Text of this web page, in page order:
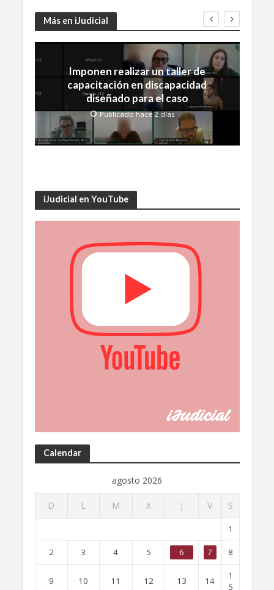
Más en iJudicial
Imponen realizar un taller de
capacitación en discapacidad
diseñado para el caso
Publicado hace 2 días
iJudicial en YouTube
Calendar
agosto 2026
D L M X J V S
1
2 3 4 5 6 7 8
9 10 11 12 13 14
1
5